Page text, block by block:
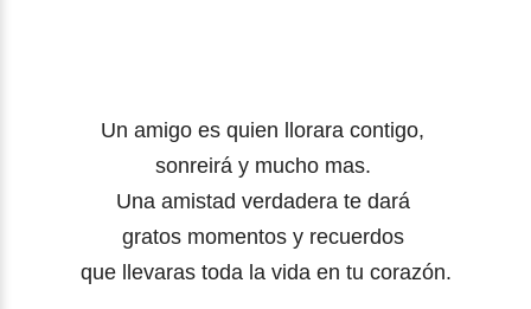
Un amigo es quien llorara contigo,
sonreirá y mucho mas.
Una amistad verdadera te dará
gratos momentos y recuerdos
que llevaras toda la vida en tu corazón.